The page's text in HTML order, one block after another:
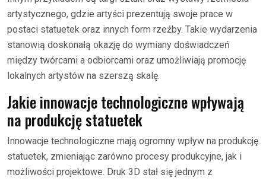
artystycznego, gdzie artyści prezentują swoje prace w
postaci statuetek oraz innych form rzeźby. Takie wydarzenia
stanowią doskonałą okazję do wymiany doświadczeń
między twórcami a odbiorcami oraz umożliwiają promocję
lokalnych artystów na szerszą skalę.
Jakie innowacje technologiczne wpływają
na produkcję statuetek
Innowacje technologiczne mają ogromny wpływ na produkcję
statuetek, zmieniając zarówno procesy produkcyjne, jak i
możliwości projektowe. Druk 3D stał się jednym z